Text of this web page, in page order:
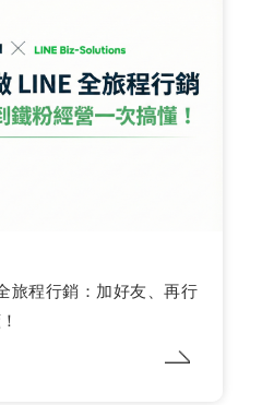
旅程行銷：加好友、再行